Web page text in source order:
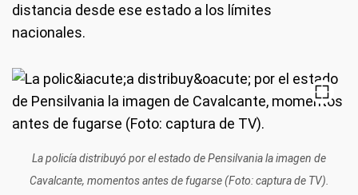
distancia desde ese estado a los límites
nacionales.
La policía distribuyó por el estado de Pensilvania la imagen de
Cavalcante, momentos antes de fugarse (Foto: captura de TV).